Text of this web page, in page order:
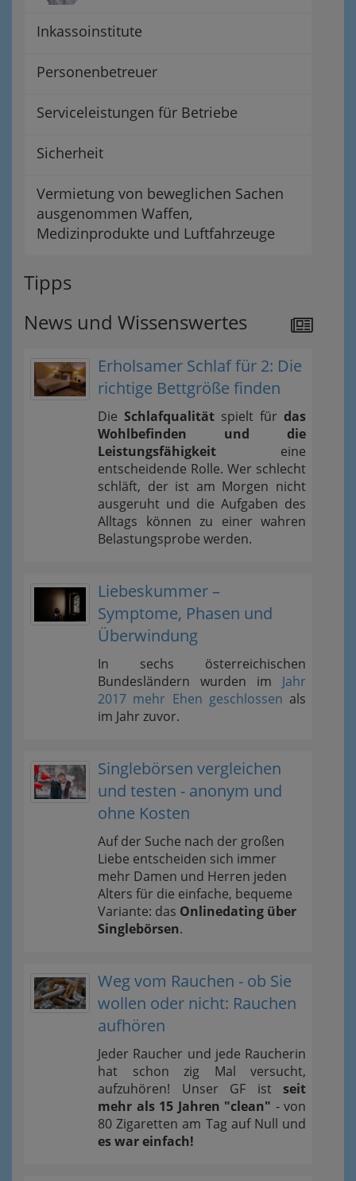
Inkassoinstitute
Personenbetreuer
Serviceleistungen für Betriebe
Sicherheit
Vermietung von beweglichen Sachen
ausgenommen Waffen,
Medizinprodukte und Luftfahrzeuge
Tipps
News und Wissenswertes
Erholsamer Schlaf für 2: Die
richtige Bettgröße finden
Die Schlafqualität spielt für das
Wohlbefinden und die
Leistungsfähigkeit eine
entscheidende Rolle. Wer schlecht
schläft, der ist am Morgen nicht
ausgeruht und die Aufgaben des
Alltags können zu einer wahren
Belastungsprobe werden.
Liebeskummer –
Symptome, Phasen und
Überwindung
In sechs österreichischen
Bundesländern wurden im Jahr
2017 mehr Ehen geschlossen als
im Jahr zuvor.
Singlebörsen vergleichen
und testen - anonym und
ohne Kosten
Auf der Suche nach der großen
Liebe entscheiden sich immer
mehr Damen und Herren jeden
Alters für die einfache, bequeme
Variante: das Onlinedating über
Singlebörsen.
Weg vom Rauchen - ob Sie
wollen oder nicht: Rauchen
aufhören
Jeder Raucher und jede Raucherin
hat schon zig Mal versucht,
aufzuhören! Unser GF ist seit
mehr als 15 Jahren "clean" - von
80 Zigaretten am Tag auf Null und
es war einfach!